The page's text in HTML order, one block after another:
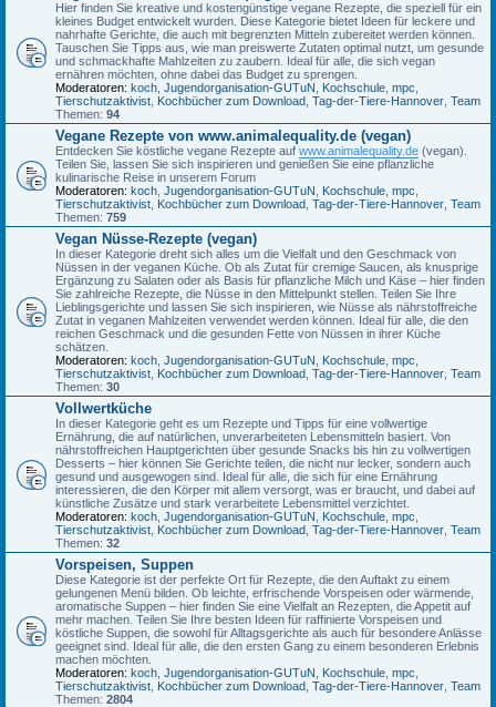
Hier finden Sie kreative und kostengünstige vegane Rezepte, die speziell für ein
kleines Budget entwickelt wurden. Diese Kategorie bietet Ideen für leckere und
nahrhafte Gerichte, die auch mit begrenzten Mitteln zubereitet werden können.
Tauschen Sie Tipps aus, wie man preiswerte Zutaten optimal nutzt, um gesunde
und schmackhafte Mahlzeiten zu zaubern. Ideal für alle, die sich vegan
ernähren möchten, ohne dabei das Budget zu sprengen.
Moderatoren: koch Jugendorganisation-GUTuN Kochschule mpc
Tierschutzaktivist Kochbücher zum Download Tag-der-Tiere-Hannover Team
Themen: 94
Vegane Rezepte von www.animalequality.de (vegan)
Entdecken Sie köstliche vegane Rezepte auf www.animalequality.de (vegan).
Teilen Sie, lassen Sie sich inspirieren und genießen Sie eine pflanzliche
kulinarische Reise in unserem Forum
Moderatoren: koch Jugendorganisation-GUTuN Kochschule mpc
Tierschutzaktivist Kochbücher zum Download Tag-der-Tiere-Hannover Team
Themen: 759
Vegan Nüsse-Rezepte (vegan)
In dieser Kategorie dreht sich alles um die Vielfalt und den Geschmack von
Nüssen in der veganen Küche. Ob als Zutat für cremige Saucen, als knusprige
Ergänzung zu Salaten oder als Basis für pflanzliche Milch und Käse – hier finden
Sie zahlreiche Rezepte, die Nüsse in den Mittelpunkt stellen. Teilen Sie Ihre
Lieblingsgerichte und lassen Sie sich inspirieren, wie Nüsse als nährstoffreiche
Zutat in veganen Mahlzeiten verwendet werden können. Ideal für alle, die den
reichen Geschmack und die gesunden Fette von Nüssen in ihrer Küche
schätzen.
Moderatoren: koch Jugendorganisation-GUTuN Kochschule mpc
Tierschutzaktivist Kochbücher zum Download Tag-der-Tiere-Hannover Team
Themen: 30
Vollwertküche
In dieser Kategorie geht es um Rezepte und Tipps für eine vollwertige
Ernährung, die auf natürlichen, unverarbeiteten Lebensmitteln basiert. Von
nährstoffreichen Hauptgerichten über gesunde Snacks bis hin zu vollwertigen
Desserts – hier können Sie Gerichte teilen, die nicht nur lecker, sondern auch
gesund und ausgewogen sind. Ideal für alle, die sich für eine Ernährung
interessieren, die den Körper mit allem versorgt, was er braucht, und dabei auf
künstliche Zusätze und stark verarbeitete Lebensmittel verzichtet.
Moderatoren: koch Jugendorganisation-GUTuN Kochschule mpc
Tierschutzaktivist Kochbücher zum Download Tag-der-Tiere-Hannover Team
Themen: 32
Vorspeisen, Suppen
Diese Kategorie ist der perfekte Ort für Rezepte, die den Auftakt zu einem
gelungenen Menü bilden. Ob leichte, erfrischende Vorspeisen oder wärmende,
aromatische Suppen – hier finden Sie eine Vielfalt an Rezepten, die Appetit auf
mehr machen. Teilen Sie Ihre besten Ideen für raffinierte Vorspeisen und
köstliche Suppen, die sowohl für Alltagsgerichte als auch für besondere Anlässe
geeignet sind. Ideal für alle, die den ersten Gang zu einem besonderen Erlebnis
machen möchten.
Moderatoren: koch Jugendorganisation-GUTuN Kochschule mpc
Tierschutzaktivist Kochbücher zum Download Tag-der-Tiere-Hannover Team
Themen: 2804